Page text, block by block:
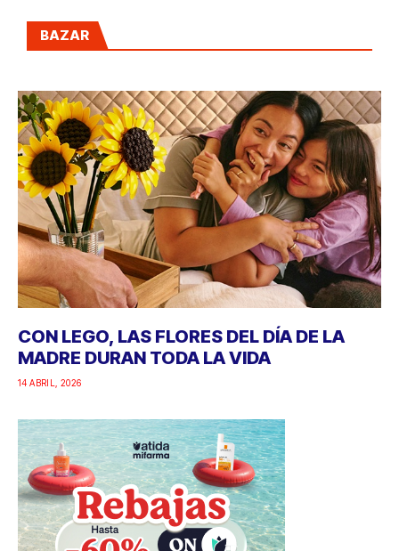
BAZAR
CON LEGO, LAS FLORES DEL DÍA DE LA
MADRE DURAN TODA LA VIDA
14 ABRIL, 2026